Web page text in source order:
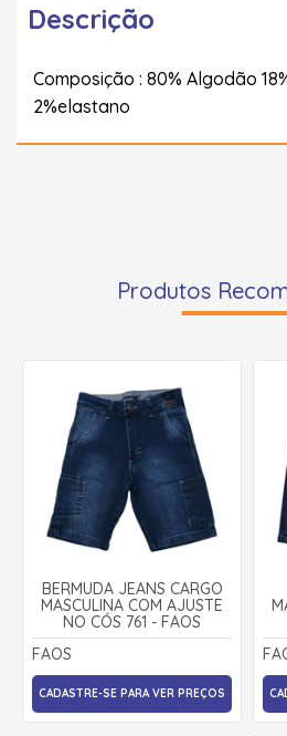
Descrição
Composição : 80% Algodão
2%elastano
Produtos
BERMUDA JEANS CARGO
MASCULINA COM AJUSTE
NO CÓS 761 - FAOS
FAOS
CADASTRE-SE PARA VER PREÇOS